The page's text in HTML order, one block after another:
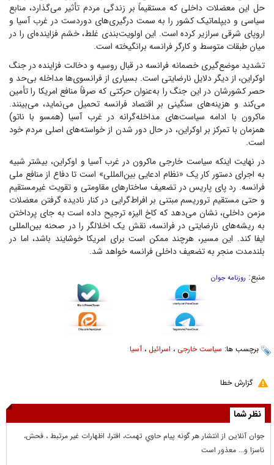
حل این معضلات داخلی که مستقیماً بر زندگی مردم تأثیر می‌گذارد، منابع
سیاسی و دیپلماتیک کشور را به سمت درگیری‌های دوردست در غرب آسیا و
اروپای شرقی سرازیر کرده است. این اولویت‌بندی غلط، خشم فزاینده‌ای را در
میان طبقات متوسط و کارگر فرانسه برانگیخته است.
تشدید موضع‌گیری خصمانه فرانسه در قبال روسیه و دخالت فزاینده در جنگ
اوکراین، از دیگر دلایل نارضایتی است. بسیاری از فرانسوی‌ها مداخله بی‌حد و
حصر کشورشان در این جنگ را به‌عنوان حرکتی که صرفاً منافع امریکا را تأمین
می‌کند و هزینه‌های سنگینی بر اقتصاد فرانسه تحمیل می‌نماید، می‌بینند.
ماکرون با ادامه سیاست‌های مداخله‌گرانه در غرب آسیا (همسو با ناتو)
همزمان با تمرکز بر اوکراین، در حال دور شدن از خواسته‌های اصلی مردم خود
است.
در نهایت اینکه سیاست خارجی ماکرون در غرب آسیا و اوکراین، بیشتر شبیه
به اجرای دستور کار یک «نظام ادعایی بین‌المللی» است تا دفاع از منافع ملی
فرانسه. رد پای پاریس در تضعیف ساختار‌های مقاومتی و تقویت غیرمستقیم
و حتی مستقیم تروریسم مبتنی بر افراط‌گرایی در کنار نادیده گرفتن معضلات
مزمن داخلی، نشان می‌دهد که کاخ الیزه ترجیح داده است به جای پرداختن
به ریشه‌های نارضایتی در فرانسه، نقش یک اخلالگر را در صحنه بین‌المللی
ایفا کند. این مسیر، هرچند ممکن است برای امریکا خوشایند باشد، اما در
بلندمدت منجر به تضعیف داخلی فرانسه خواهد شد.
منبع: روزنامه جوان
برچسب ها: سیاست خارجی ، اسرائیل ، آسیا
گزارش خطا
نظر شما
جوان آنلاين از انتشار هر گونه پيام حاوي تهمت، افترا، اظهارات غير مرتبط ، فحش،
ناسزا و... معذور است